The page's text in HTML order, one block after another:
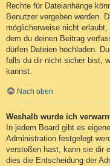
Rechte für Dateianhänge
Benutzer vergeben werden.
möglicherweise nicht
dem du deinen Beitrag
dürfen Dateien hochladen.
falls du dir nicht sicher bist,
kannst.
Nach oben
Weshalb wurde ich
In jedem Board gibt es
Administration festgelegt
verstoßen hast, kann sie dir
dies die Entscheidung der